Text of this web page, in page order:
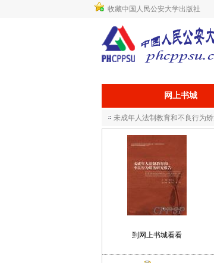
收藏中国人民公安大学出版社
网上书城
未成年人法制教育和不良行为
到网上书城看看